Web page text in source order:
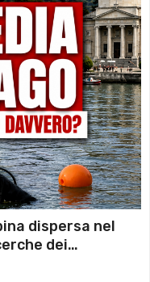
dispersa nel
dei